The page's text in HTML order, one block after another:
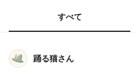
すべて
踊る猫さん